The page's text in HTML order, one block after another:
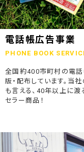
「未来創造企業」の第9
2023.07.24
終活ガイド「旅じたくノ
2023.04.04
そうごうページが電子書
「ウラオモテのある電
2023.01.13
電話帳広告事業
PHONE BOOK
全国約400市町村の電話
版・配布しています。当
も言える、40年以上に渡
セラー商品！